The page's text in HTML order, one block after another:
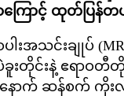
ာကြောင့် ထုတ်ပ
းအသင်းချုပ်
ပဲခူးတိုင်းနဲ့ ဧရ
းနောက် ဆန်စက်